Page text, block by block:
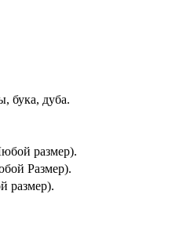
бука, дуба.
размер).
Размер).
размер).